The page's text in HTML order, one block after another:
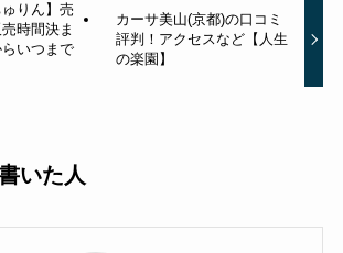
りん】売
時間決ま
いつまで
カーサ美山(京都)の口コミ
評判！アクセスなど【人生
の楽園】
いた人